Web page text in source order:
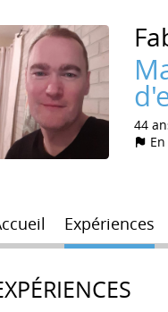
44
Expériences